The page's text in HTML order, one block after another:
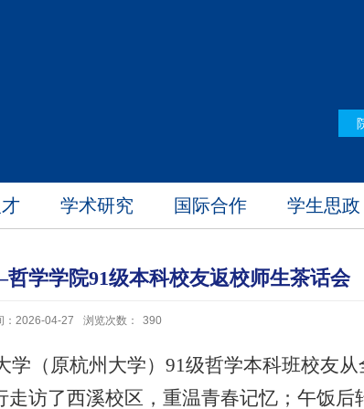
学术研究 国际合作 学生思政
学学院91级本科校友返校师生茶话会
：2026-04-27 浏览次数： 390
学（原杭州大学） 91级哲学本科班校友
访了西溪校区，重温青春记忆；午饭后